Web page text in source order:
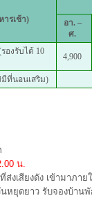
ารเช้า)
อา. –
ศ.
องรับได้ 10
4,900
มีที่นอนเสริม)
น.
ส่งเสียงดัง เข้ามาภา
หยุดยาว รับจองบ้าน